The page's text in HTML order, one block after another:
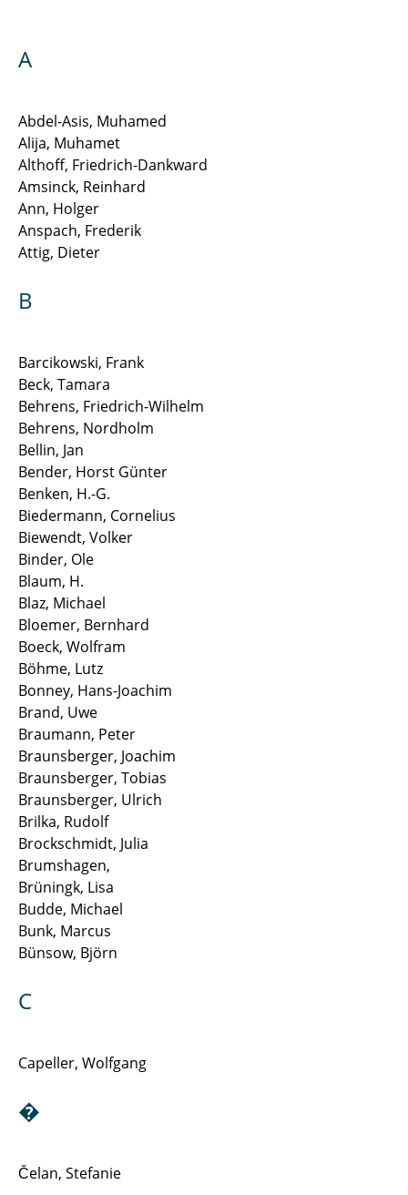
Ebbert Lukas
Gartner Julia
Gräfer Nils
Hegerfeld Jan
Hemdan Nasser, Dr.-Ing.
Hill Nicholas
Hiller Mara
Hoffmann Louisa
Jesberger Tobias
Kahl Lily
Kahmann Mauriz
Kahn Maik
Katschewitz Fabian
Kehl Daniel
Klabunde Felix
Klosinski Christoph
Köppe Hartmudt
Kopp Tobias
Kühn Benjamin
Nuschke Maria
A
Abdel-Asis, Muhamed
Alija, Muhamet
Althoff, Friedrich-Dankward
Amsinck, Reinhard
Ann, Holger
Anspach, Frederik
Attig, Dieter
B
Barcikowski, Frank
Beck, Tamara
Behrens, Friedrich-Wilhelm
Behrens, Nordholm
Bellin, Jan
Bender, Horst Günter
Benken, H.-G.
Biedermann, Cornelius
Biewendt, Volker
Binder, Ole
Blaum, H.
Blaz, Michael
Bloemer, Bernhard
Boeck, Wolfram
Böhme, Lutz
Bonney, Hans-Joachim
Brand, Uwe
Braumann, Peter
Braunsberger, Joachim
Braunsberger, Tobias
Braunsberger, Ulrich
Brilka, Rudolf
Brockschmidt, Julia
Brumshagen,
Brüningk, Lisa
Budde, Michael
Bunk, Marcus
Bünsow, Björn
C
Capeller, Wolfgang
�
Čelan, Stefanie